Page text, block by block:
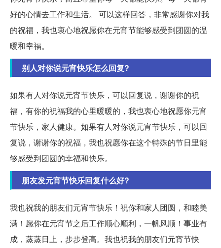
好的心情去工作和生活。 可以这样回答，非常感谢你对我
的祝福，我也衷心地祝愿你在元宵节能够感受到团圆的温
暖和幸福。
别人对你说元宵快乐怎么回复?
如果有人对你说元宵节快乐，可以回复说，谢谢你的祝
福，有你的祝福我的心里暖暖的，我也衷心地祝愿你元宵
节快乐，家人健康。如果有人对你说元宵节快乐，可以回
复说，谢谢你的祝福，我也祝愿你在这个特殊的节日里能
够感受到团圆的幸福和快乐。
朋友发元宵节快乐回复什么好?
我也祝我的朋友们元宵节快乐！祝你和家人团圆，和睦美
满！愿你在元宵节之后工作顺心顺利，一帆风顺！事业有
成，蒸蒸日上，步步登高。我也祝我的朋友们元宵节快